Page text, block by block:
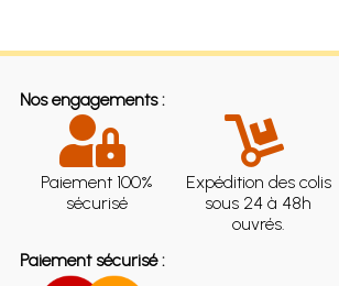
Nos engagements :
Paiement 100%
sécurisé
Expédition des colis
sous 24 à 48h
ouvrés.
Paiement sécurisé :